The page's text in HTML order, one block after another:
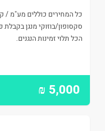
כל המחירים כוללים מע"מ /
סקסופון/בוזוקי מנגן בקבלת פנים - 45 דקות -
הכל תלוי זמינות הנגנים.
5,000
₪